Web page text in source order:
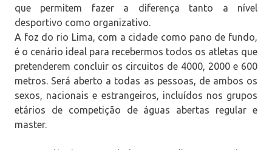
que permitem fazer a diferença tanto a nível
desportivo como organizativo.
A foz do rio Lima, com a cidade como pano de fundo,
é o cenário ideal para recebermos todos os atletas que
pretenderem concluir os circuitos de 4000, 2000 e 600
metros. Será aberto a todas as pessoas, de ambos os
sexos, nacionais e estrangeiros, incluídos nos grupos
etários de competição de águas abertas regular e
master.